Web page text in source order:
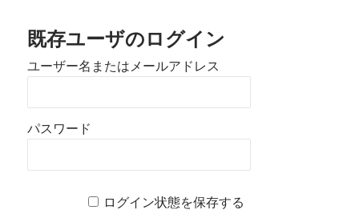
既存ユーザのログイン
ユーザー名またはメールアドレス
パスワード
ログイン状態を保存する